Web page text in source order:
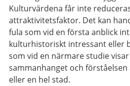
Kulturvärdena får inte
attraktivitetsfaktor. Det kan
fula som vid en första anblick
kulturhistoriskt intressant eller
som vid en närmare studie
sammanhanget och
eller en hel stad.